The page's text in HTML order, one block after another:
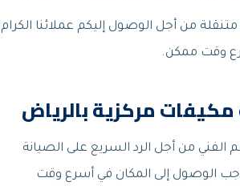
متنقلة من أجل الوصول إليكم عملائنا الكرام
وقت ممكن.
مركزية بالرياض
الفني من أجل الرد السريع على الصيانة
الوصول إلى المكان في أسرع وقت